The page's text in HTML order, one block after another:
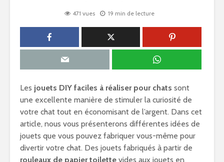
471 vues 19 min de lecture
Les jouets DIY faciles à réaliser pour chats sont
une excellente manière de stimuler la curiosité de
votre chat tout en économisant de l’argent. Dans cet
article, nous vous présenterons différentes idées de
jouets que vous pouvez fabriquer vous-même pour
divertir votre chat. Des jouets fabriqués à partir de
rouleaux de papier toilette vides aux jouets en